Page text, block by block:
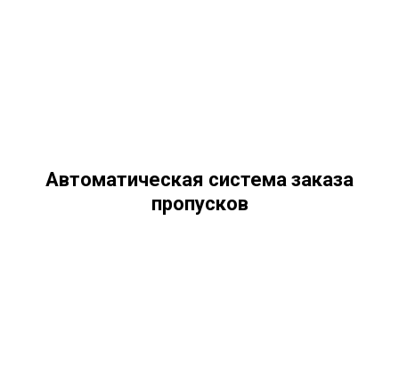
Автоматическая система заказа
пропусков